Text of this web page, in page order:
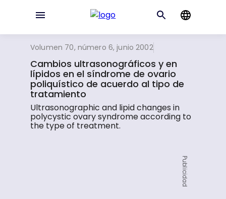
Volumen 70, número 6, junio 2002
Cambios ultrasonográficos y en
lípidos en el síndrome de ovario
poliquístico de acuerdo al tipo de
tratamiento
Ultrasonographic and lipid changes in
polycystic ovary syndrome according to
the type of treatment.
Publicidad